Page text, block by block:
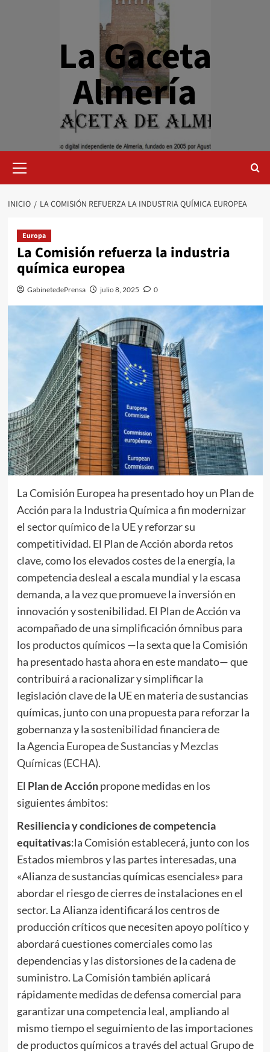
La Gaceta
Almería
primario
INICIO LA COMISIÓN REFUERZA LA INDUSTRIA QUÍMICA EUROPEA
Europa
La Comisión refuerza la industria
química europea
GabinetedePrensa julio 8, 2025 0
La Comisión Europea ha presentado hoy un Plan de
Acción para la Industria Química a fin modernizar
el sector químico de la UE y reforzar su
competitividad. El Plan de Acción aborda retos
clave, como los elevados costes de la energía, la
competencia desleal a escala mundial y la escasa
demanda, a la vez que promueve la inversión en
innovación y sostenibilidad. El Plan de Acción va
acompañado de una simplificación ómnibus para
los productos químicos —la sexta que la Comisión
ha presentado hasta ahora en este mandato— que
contribuirá a racionalizar y simplificar la
legislación clave de la UE en materia de sustancias
químicas, junto con una propuesta para reforzar la
gobernanza y la sostenibilidad financiera de
laAgencia Europea de Sustancias y Mezclas
Químicas (ECHA).
El Plan de Acciónpropone medidas en los
siguientes ámbitos:
Resiliencia y condiciones de competencia
equitativas:la Comisión establecerá, junto con los
Estados miembros y las partes interesadas, una
«Alianza de sustancias químicas esenciales» para
abordar el riesgo de cierres de instalaciones en el
sector. La Alianza identificará los centros de
producción críticos que necesiten apoyo político y
abordará cuestiones comerciales como las
dependencias y las distorsiones de la cadena de
suministro. La Comisión también aplicará
rápidamente medidas de defensa comercial para
garantizar una competencia leal, ampliando al
mismo tiempo el seguimiento de las importaciones
de productos químicos a través del actual Grupo de